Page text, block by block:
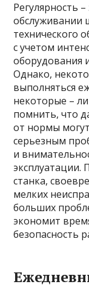
Регулярность
обслуживании
технического
с учетом
оборудования
Однако,
выполняться
некоторые –
помнить, что
от нормы
серьезным
и
эксплуатации.
станка,
мелких
больших
экономит
безопасность